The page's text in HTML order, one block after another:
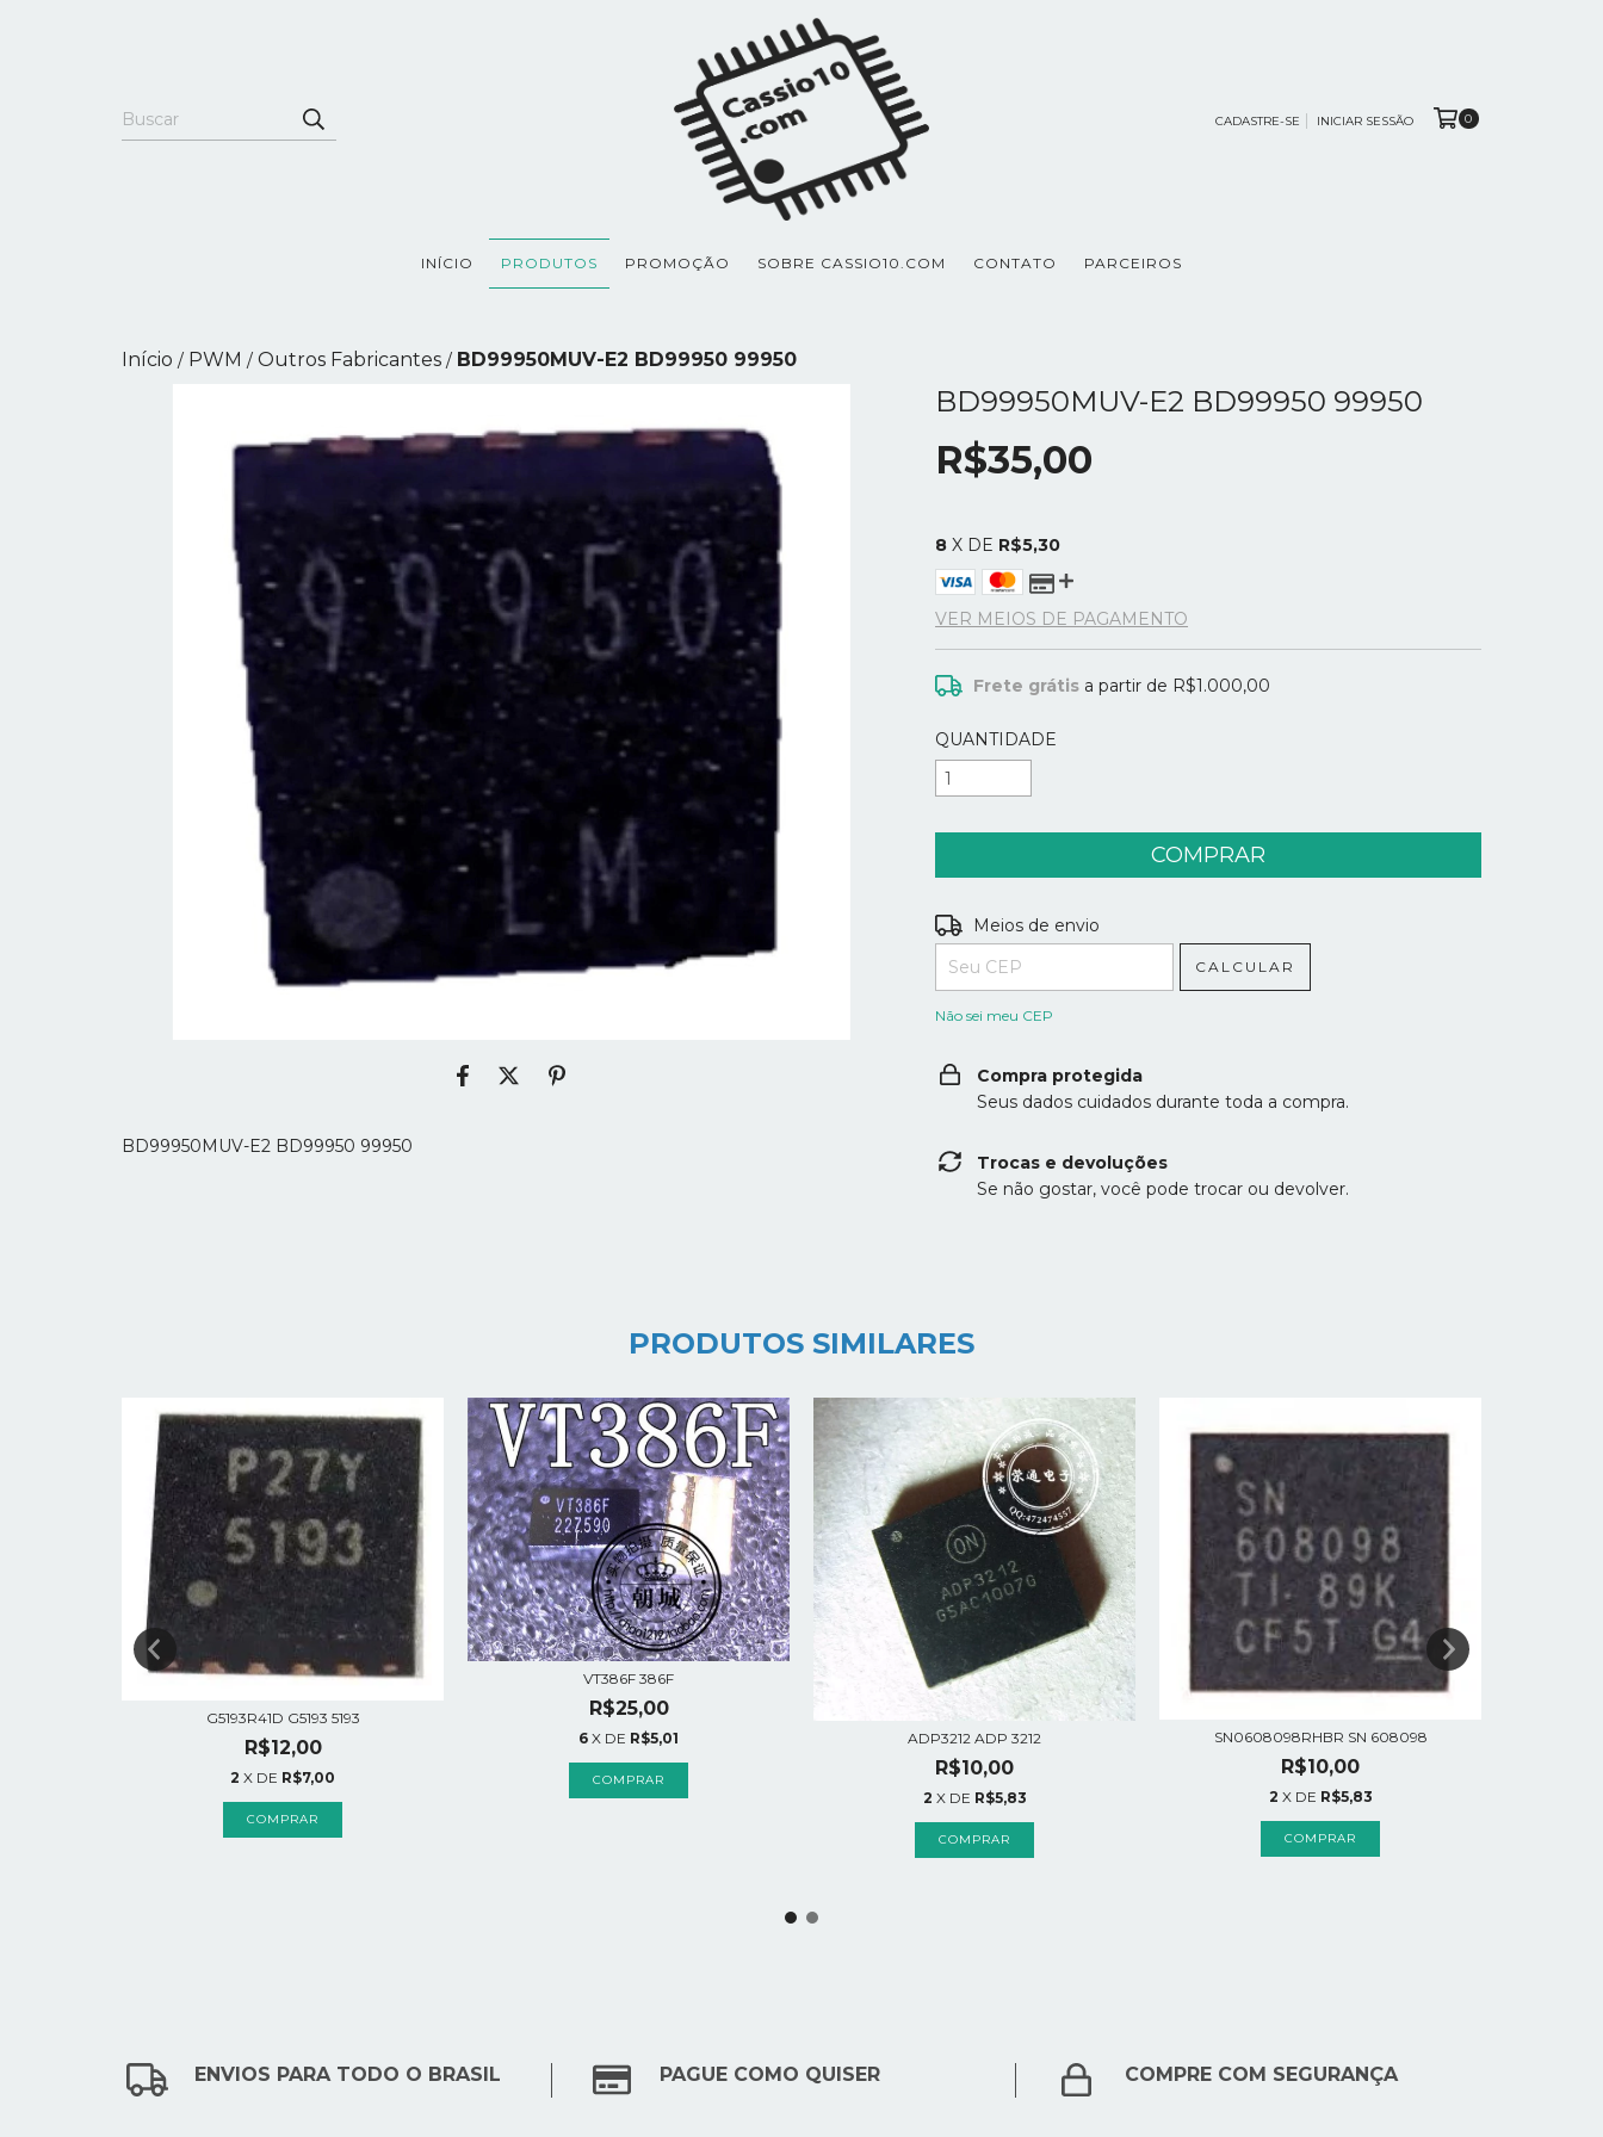
CADASTRE-SE INICIAR SESSÃO 0
INÍCIO PRODUTOS PROMOÇÃO SOBRE CASSIO10.COM CONTATO PARCEIROS
Início / PWM / Outros Fabricantes / BD99950MUV-E2 BD99950 99950
BD99950MUV-E2 BD99950 99950
BD99950MUV-E2 BD99950 99950
R$35,00
8 X DE R$5,30
VER MEIOS DE PAGAMENTO
Frete grátis a partir de R$1.000,00
QUANTIDADE
Entregas para o CEP:
Meios de envio
CALCULAR
Não sei meu CEP
Compra protegida
Seus dados cuidados durante toda a compra.
Trocas e devoluções
Se não gostar, você pode trocar ou devolver.
PRODUTOS SIMILARES
G5193R41D G5193 5193
R$12,00
2 X DE R$7,00
VT386F 386F
R$25,00
6 X DE R$5,01 ADP3212 ADP 3212
R$10,00
2 X DE R$5,83
SN0608098RHBR SN 608098
R$10,00
2 X DE R$5,83
ENVIOS PARA TODO O BRASIL PAGUE COMO QUISER COMPRE COM SEGURANÇA